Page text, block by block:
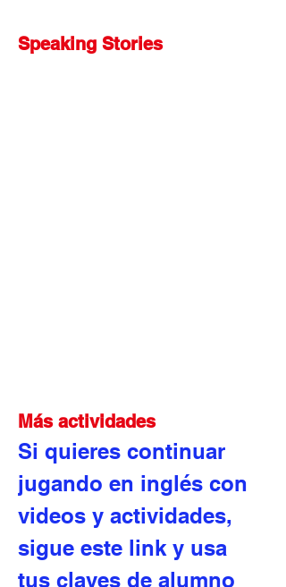
Speaking Stories
Más actividades
Si quieres continuar
jugando en inglés con
videos y actividades,
sigue este link y usa
tus claves de alumno